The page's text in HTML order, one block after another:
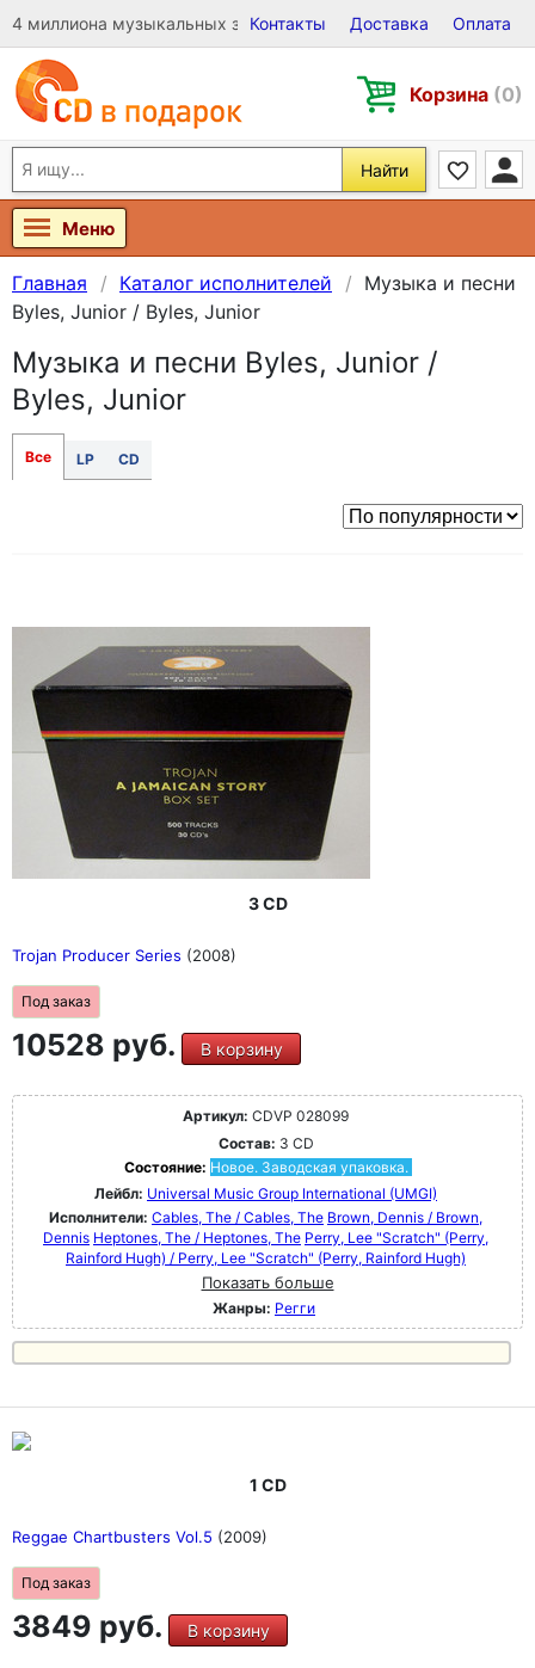
4 миллиона музыкальных записей на Виниле, CD и DVD
Контакты Доставка Оплата
Корзина (0)
Найти
Меню
Главная Каталог исполнителей
Музыка и песни
Byles, Junior / Byles, Junior
Музыка и песни Byles, Junior /
Byles, Junior
Все LP CD
3 CD
Trojan Producer Series (2008)
Под заказ
10528 руб. В корзину
Артикул: CDVP 028099
Состав: 3 CD
Состояние: Новое. Заводская упаковка.
Лейбл: Universal Music Group International (UMGI)
Исполнители: Cables, The / Cables, The Brown, Dennis / Brown,
Dennis Heptones, The / Heptones, The Perry, Lee "Scratch" (Perry,
Rainford Hugh) / Perry, Lee "Scratch" (Perry, Rainford Hugh)
Показать больше
Жанры: Регги
1 CD
Reggae Chartbusters Vol.5 (2009)
Под заказ
3849 руб. В корзину